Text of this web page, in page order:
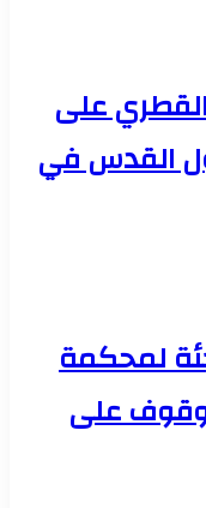
القطري على
القدس في
لمحكمة
على